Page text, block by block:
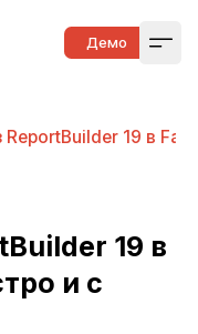
Демо
ReportBuilder 19 в
19 в
и с